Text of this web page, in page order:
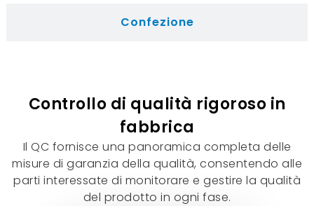
Confezione
Controllo di qualità rigoroso in
fabbrica
Il QC fornisce una panoramica completa delle
misure di garanzia della qualità, consentendo alle
parti interessate di monitorare e gestire la qualità
del prodotto in ogni fase.